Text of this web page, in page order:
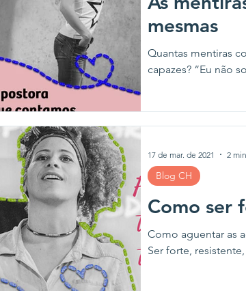
mesmas
Quantas mentiras
capazes?
Como ser
Como aguentar as
Ser forte,
Blog CH
17 de mar. de 2021 2